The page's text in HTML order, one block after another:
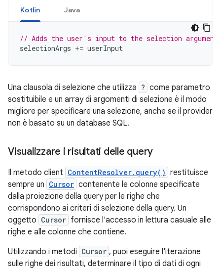
Kotlin Java
// Adds the user's input to the selection argument
selectionArgs += userInput
Una clausola di selezione che utilizza ? come parametro
sostituibile e un array di argomenti di selezione è il modo
migliore per specificare una selezione, anche se il provider
non è basato su un database SQL.
Visualizzare i risultati delle query
Il metodo client ContentResolver.query() restituisce
sempre un Cursor contenente le colonne specificate
dalla proiezione della query per le righe che
corrispondono ai criteri di selezione della query. Un
oggetto Cursor fornisce l'accesso in lettura casuale alle
righe e alle colonne che contiene.
Utilizzando i metodi Cursor , puoi eseguire l'iterazione
sulle righe dei risultati, determinare il tipo di dati di ogni